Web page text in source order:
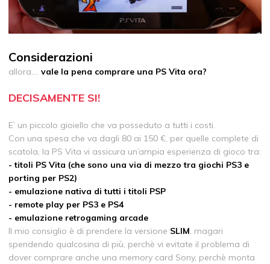
Considerazioni
allora….vale la pena comprare una PS Vita ora?
DECISAMENTE SI!
E’ un piccolo gioiello che va posseduto a tutti i costi.
Con una spesa che va dagli 80 ai 150 €, per quelle complete di
scatola, la PS Vita vi assicura un’ampia esperienza di gioco tra:
- titoli PS Vita (che sono una via di mezzo tra giochi PS3 e
porting per PS2)
- emulazione nativa di tutti i titoli PSP
- remote play per PS3 e PS4
- emulazione retrogaming arcade
Il mio consiglio è di prendere la versione SLIM, magari
spendendo qualcosina di più, perchè vi evitate il problema di
dover comprare anche una memory card Sony, perchè monta